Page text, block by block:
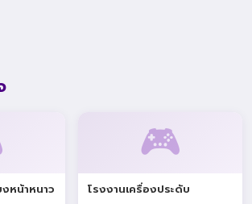
หน้าหนาว
🎮
โรงงานเครื่องประดับ